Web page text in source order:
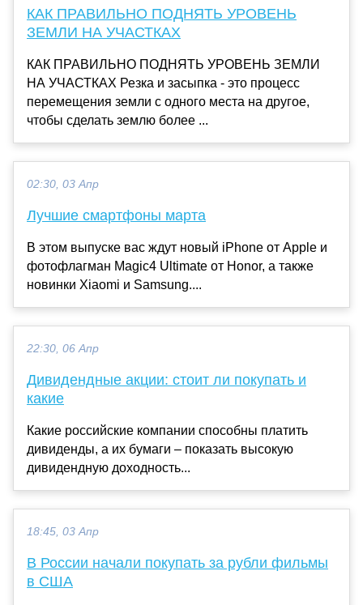
КАК ПРАВИЛЬНО ПОДНЯТЬ УРОВЕНЬ
ЗЕМЛИ НА УЧАСТКАХ
КАК ПРАВИЛЬНО ПОДНЯТЬ УРОВЕНЬ ЗЕМЛИ
НА УЧАСТКАХ Резка и засыпка - это процесс
перемещения земли с одного места на другое,
чтобы сделать землю более ...
02:30, 03 Апр
Лучшие смартфоны марта
В этом выпуске вас ждут новый iPhone от Apple и
фотофлагман Magic4 Ultimate от Honor, а также
новинки Xiaomi и Samsung....
22:30, 06 Апр
Дивидендные акции: стоит ли покупать и
какие
Какие российские компании способны платить
дивиденды, а их бумаги – показать высокую
дивидендную доходность...
18:45, 03 Апр
В России начали покупать за рубли фильмы
в США